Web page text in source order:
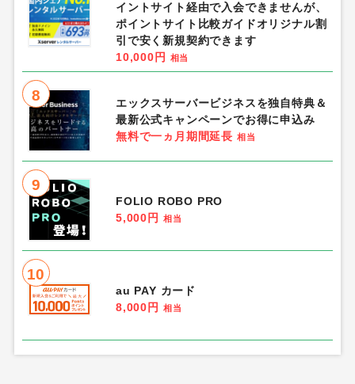
イントサイト経由で入会できませんが、
ポイントサイト比較ガイドオリジナル割
引で安く新規契約できます
10,000円
相当
8
エックスサーバービジネスを独自特典＆
最新公式キャンペーンでお得に申込み
無料で一ヵ月期間延長 相当
9
FOLIO ROBO PRO
5,000円
相当
10
au PAY カード
8,000円
相当